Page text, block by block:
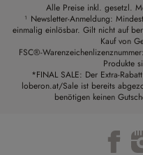
Alle Preise inkl. gesetzl.
¹ Newsletter-Anmeldung:
einmalig einlösbar. Gilt nicht auf
Kauf von
FSC®-
Produkte
*FINAL SALE: Der Extra-
loberon.at/Sale ist bereits
benötigen keinen